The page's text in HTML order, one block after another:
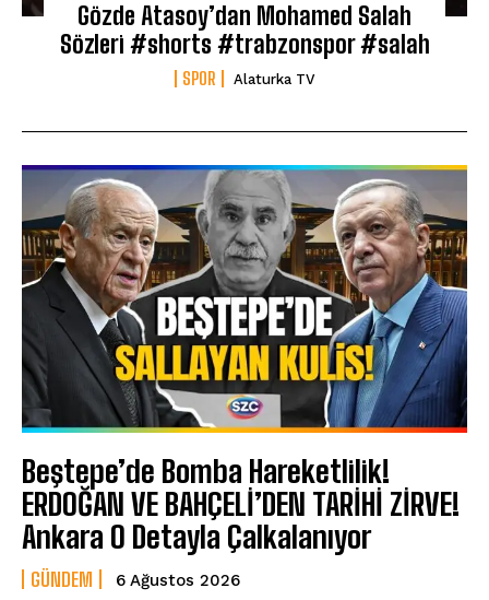
Gözde Atasoy’dan Mohamed Salah
Sözleri #shorts #trabzonspor #salah
SPOR Alaturka TV
Beştepe’de Bomba Hareketlilik!
ERDOĞAN VE BAHÇELİ’DEN TARİHİ ZİRVE!
Ankara O Detayla Çalkalanıyor
GÜNDEM 6 Ağustos 2026